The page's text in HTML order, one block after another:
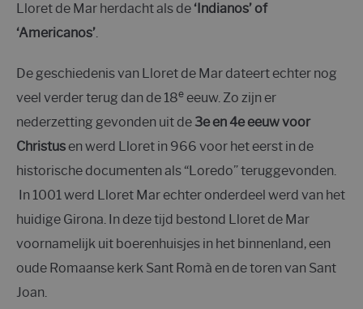
Lloret de Mar herdacht als de ‘Indianos’ of
‘Americanos’.
De geschiedenis van Lloret de Mar dateert echter nog
veel verder terug dan de 18e eeuw. Zo zijn er
nederzetting gevonden uit de 3e en 4e eeuw voor
Christusen werd Lloret in 966 voor het eerst in de
historische documenten als “Loredo” teruggevonden.
In 1001 werd Lloret Mar echter onderdeel werd van het
huidige Girona. In deze tijd bestond Lloret de Mar
voornamelijk uit boerenhuisjes in het binnenland, een
oude Romaanse kerk Sant Romà en de toren van Sant
Joan.